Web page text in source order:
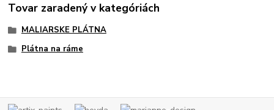
Tovar zaradený v kategóriách
MALIARSKE PLÁTNA
Plátna na ráme